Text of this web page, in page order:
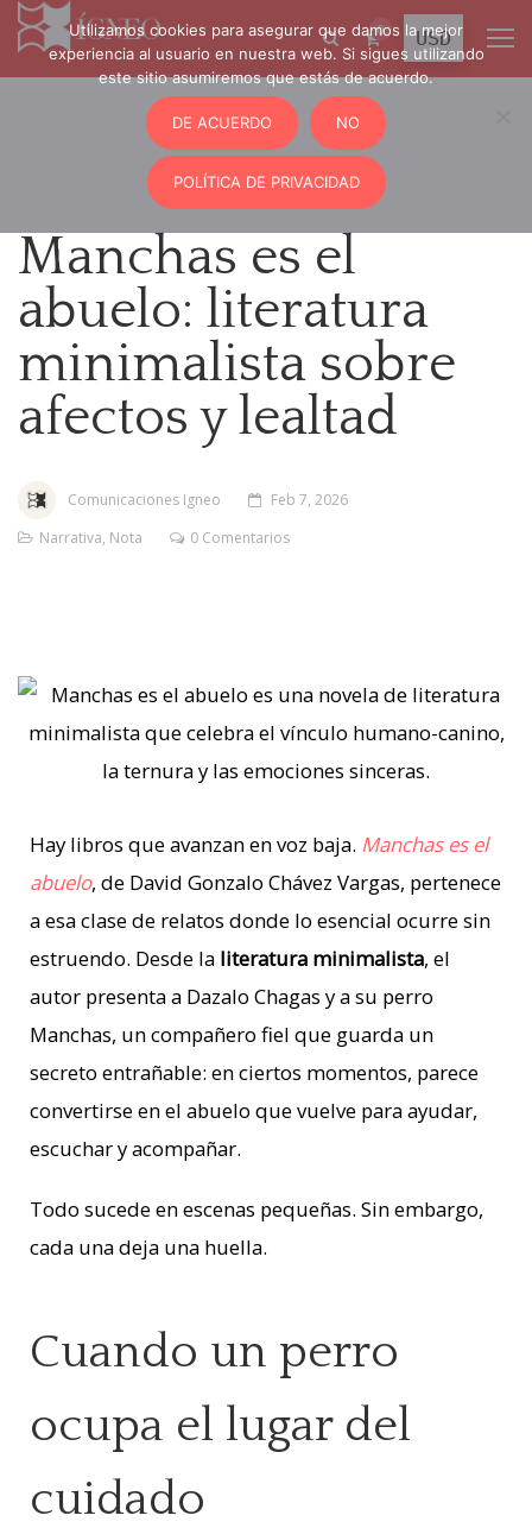
0
Manchas es el
abuelo: literatura
minimalista sobre
afectos y lealtad
Comunicaciones Igneo
Feb 7, 2026
Narrativa, Nota 0 Comentarios
Hay libros que avanzan en voz baja. Manchas es el
abuelo, de David Gonzalo Chávez Vargas, pertenece
a esa clase de relatos donde lo esencial ocurre sin
estruendo. Desde la literatura minimalista, el
autor presenta a Dazalo Chagas y a su perro
Manchas, un compañero fiel que guarda un
secreto entrañable: en ciertos momentos, parece
convertirse en el abuelo que vuelve para ayudar,
escuchar y acompañar.
Todo sucede en escenas pequeñas. Sin embargo,
cada una deja una huella.
Cuando un perro
ocupa el lugar del
cuidado
Utilizamos cookies para asegurar que damos la mejor
experiencia al usuario en nuestra web. Si sigues utilizando
este sitio asumiremos que estás de acuerdo.
DE ACUERDO NO
POLÍTICA DE PRIVACIDAD